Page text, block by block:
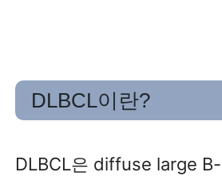
DLBCL이란?
DLBCL은 diffuse large